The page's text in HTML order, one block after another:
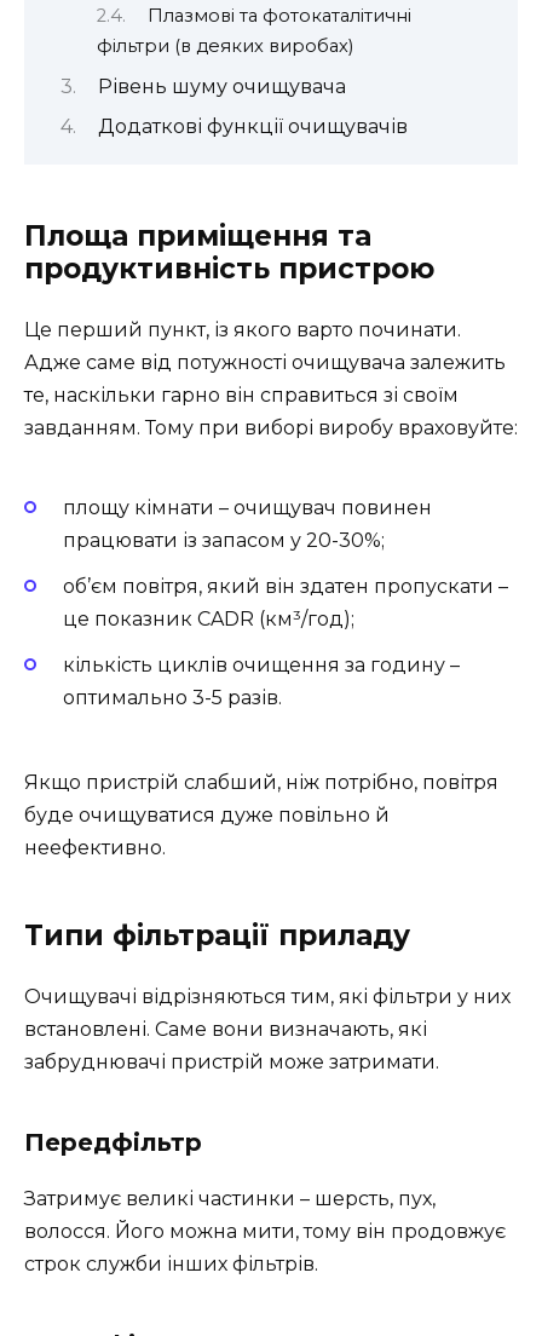
Плазмові та фотокаталітичні
фільтри (в деяких виробах)
Рівень шуму очищувача
Додаткові функції очищувачів
Площа приміщення та
продуктивність пристрою
Це перший пункт, із якого варто починати.
Адже саме від потужності очищувача залежить
те, наскільки гарно він справиться зі своїм
завданням. Тому при виборі виробу враховуйте:
площу кімнати – очищувач повинен
працювати із запасом у 20-30%;
об’єм повітря, який він здатен пропускати –
це показник CADR (км³/год);
кількість циклів очищення за годину –
оптимально 3-5 разів.
Якщо пристрій слабший, ніж потрібно, повітря
буде очищуватися дуже повільно й
неефективно.
Типи фільтрації приладу
Очищувачі відрізняються тим, які фільтри у них
встановлені. Саме вони визначають, які
забруднювачі пристрій може затримати.
Передфільтр
Затримує великі частинки – шерсть, пух,
волосся. Його можна мити, тому він продовжує
строк служби інших фільтрів.